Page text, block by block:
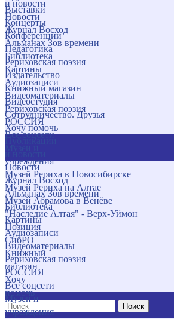
и новости
Новости
Журнал Восход
Альманах Зов времени
Библиотека
Картины
Аудиозаписи
Видеоматериалы
Рериховская поэзия
РОССИЯ
Все соцсети
учреждения
Музей Рериха в Новосибирске
Музей Рериха на Алтае
Музей Абрамова в Венёве
"Наследие Алтая" - Верх-Уймон
Позиция
СибРО
Книжный
магазин
Хочу
помочь
Поиск
Выставки
Концерты
Конференции
Педагогика
Рериховская поэзия
Издательство
Книжный магазин
Видеостудия
Сотрудничество. Друзья
Хочу помочь
Новости
Журнал Восход
Альманах Зов времени
Библиотека
Картины
Аудиозаписи
Видеоматериалы
Рериховская поэзия
РОССИЯ
Все соцсети
Музеи и
учреждения